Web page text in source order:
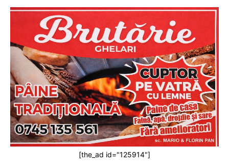
[the_ad id="125914"]